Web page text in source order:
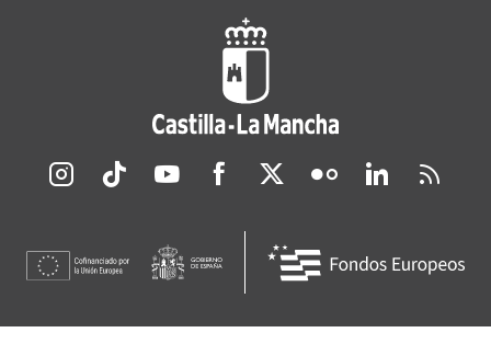
Redes sociales JCCM